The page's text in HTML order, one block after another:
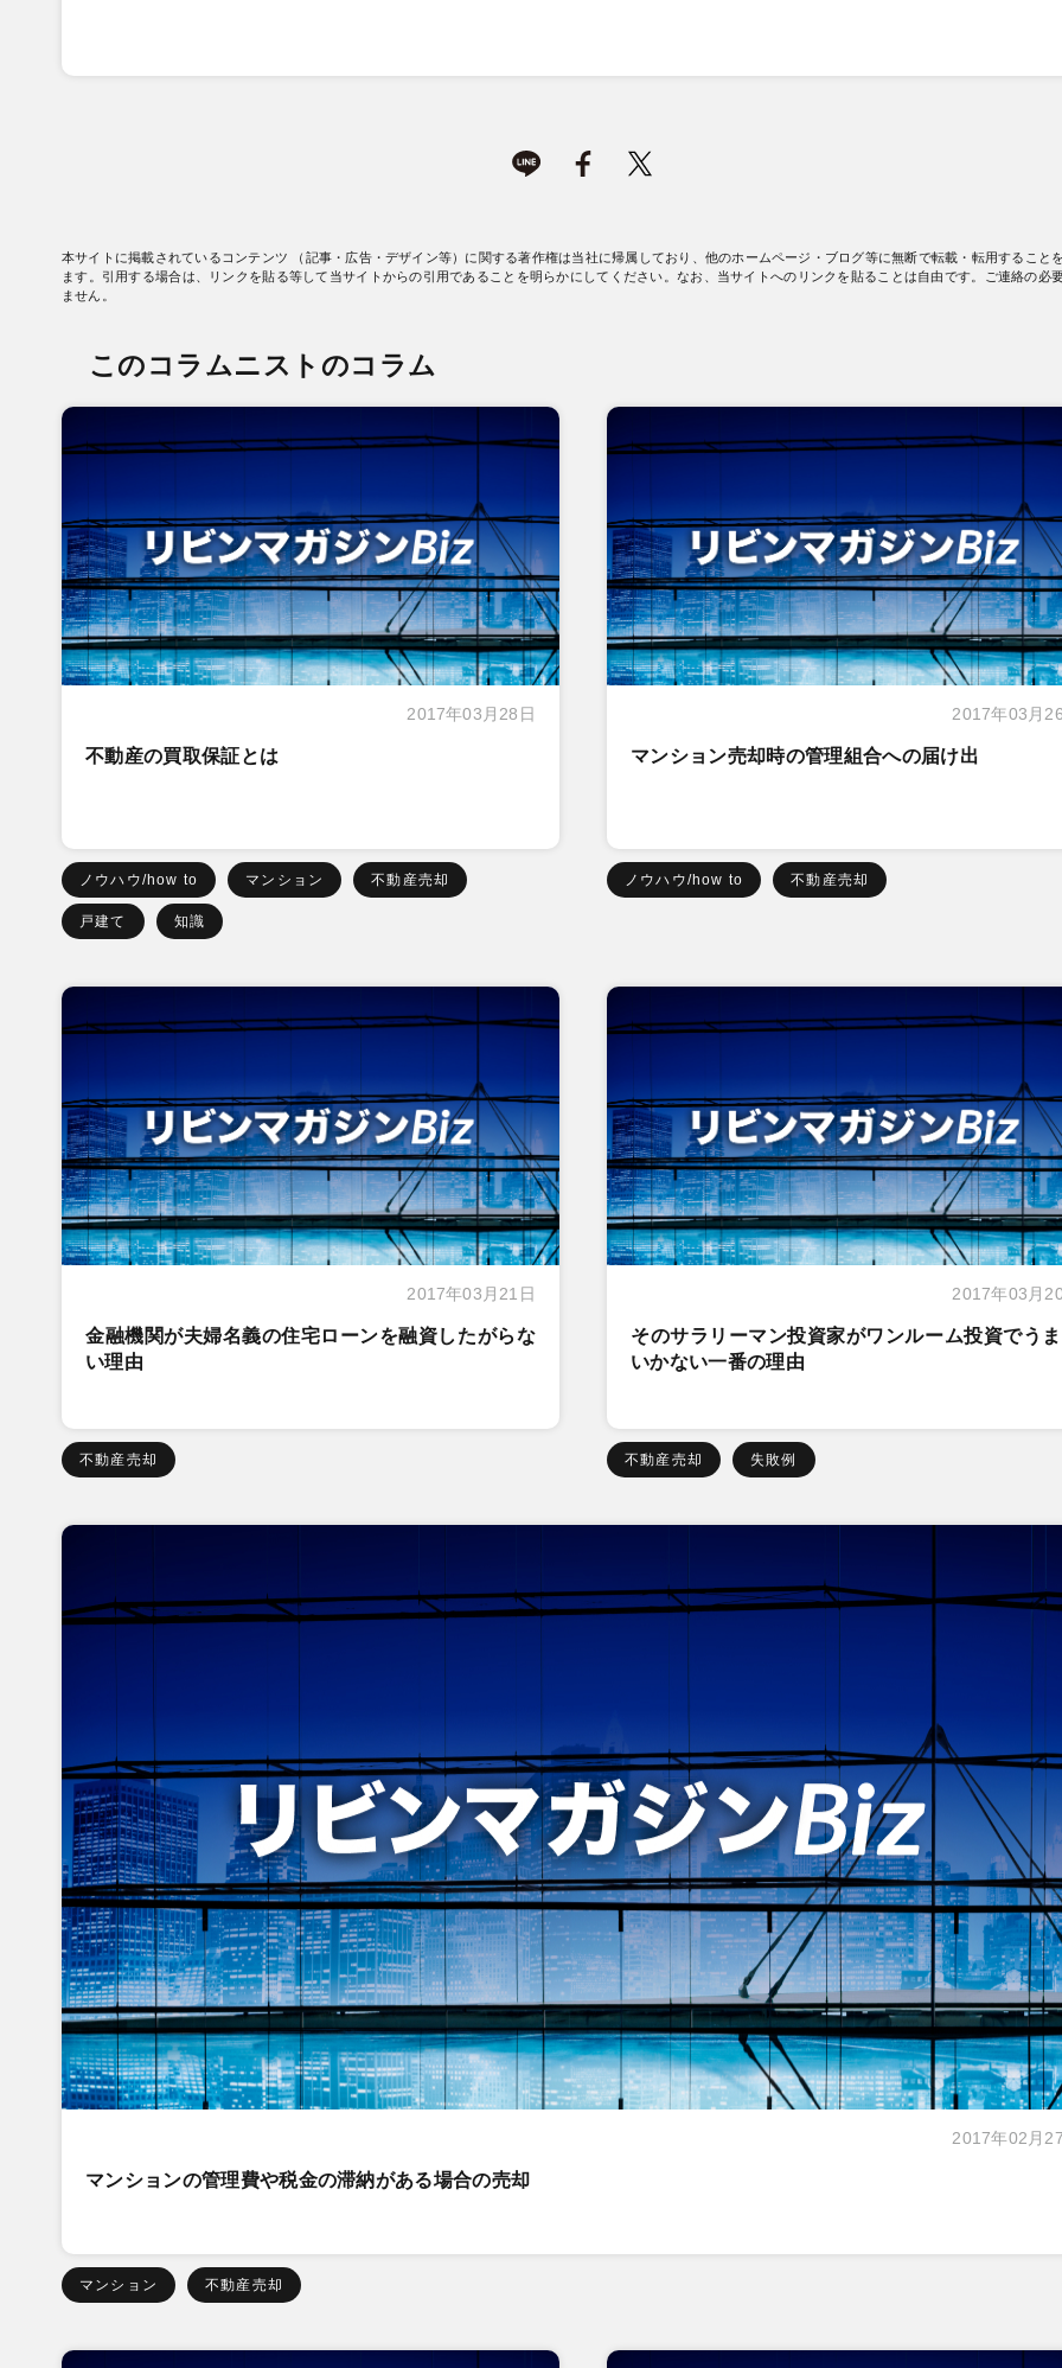
本サイトに掲載されているコンテンツ （記事・広告・デザイン等）に関する著作権は当社に帰属しており、他のホームページ・ブログ等に無断で転載・転用すること
ます。引用する場合は、リンクを貼る等して当サイトからの引用であることを明らかにしてください。なお、当サイトへのリンクを貼ることは自由です。ご連絡の必
ません。
このコラムニストのコラム
2017年03月28日
不動産の買取保証とは
ノウハウ/how to マンション 不動産売却
戸建て 知識
2017年03月
マンション売却時の管理組合への届け出
ノウハウ/how to 不動産売却
2017年03月21日
金融機関が夫婦名義の住宅ローンを融資したがらな
い理由
不動産売却
2017年03月
そのサラリーマン投資家がワンルーム投資でう
いかない一番の理由
不動産売却 失敗例
2017年02月
マンションの管理費や税金の滞納がある場合の売却
マンション 不動産売却